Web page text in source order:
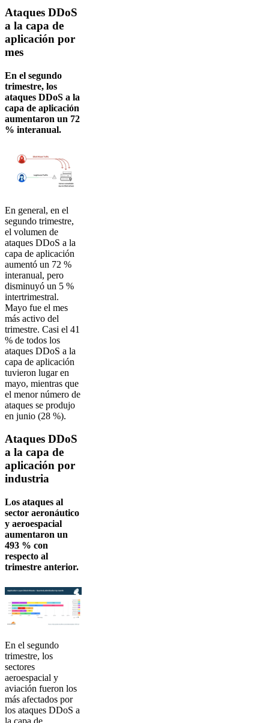
Ataques DDoS
a la capa de
aplicación por
mes
En el segundo
trimestre, los
ataques DDoS a la
capa de aplicación
aumentaron un 72
% interanual.
En general, en el
segundo trimestre,
el volumen de
ataques DDoS a la
capa de aplicación
aumentó un 72 %
interanual, pero
disminuyó un 5 %
intertrimestral.
Mayo fue el mes
más activo del
trimestre. Casi el 41
% de todos los
ataques DDoS a la
capa de aplicación
tuvieron lugar en
mayo, mientras que
el menor número de
ataques se produjo
en junio (28 %).
Ataques DDoS
a la capa de
aplicación por
industria
Los ataques al
sector aeronáutico
y aeroespacial
aumentaron un
493 % con
respecto al
trimestre anterior.
En el segundo
trimestre, los
sectores
aeroespacial y
aviación fueron los
más afectados por
los ataques DDoS a
la capa de